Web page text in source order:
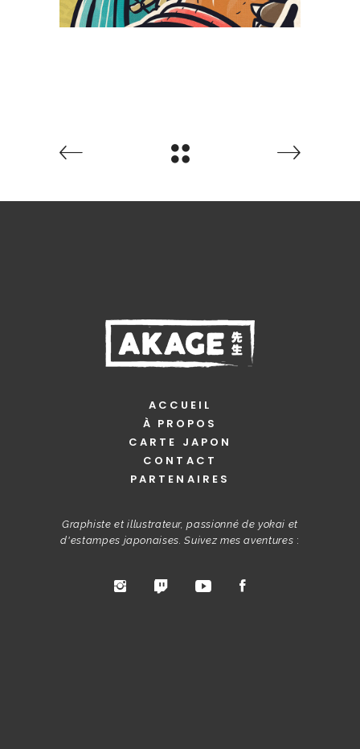
ACCUEIL
À PROPOS
CARTE JAPON
CONTACT
PARTENAIRES
Graphiste et illustrateur, passionné de yokai et
d'estampes japonaises. Suivez mes aventures :